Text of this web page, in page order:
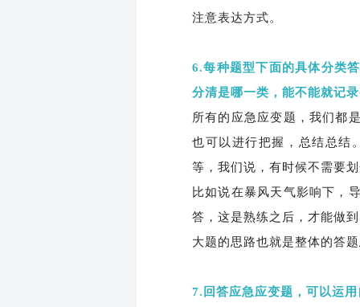
注意表达方式。
6.每种题型下面的具体分类
分清是哪一类，能不能就记
所有的应急应变题，我们都
也可以进行把握，总结总结
等，我们说，有时候不需要
比如说在暴风天气影响下，
答，这是熟练之后，才能做
大题的思路也就是整体的答
7.回答应急应变题，可以运